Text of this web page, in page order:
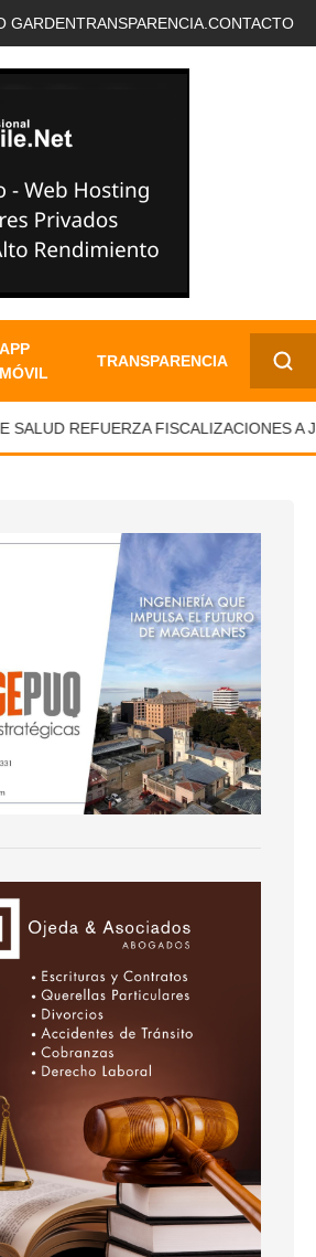
GARDENTRANSPARENCIA. CONTACTO
APP
MÓVIL
TRANSPARENCIA
✕
REFUERZA FISCALIZACIONES A